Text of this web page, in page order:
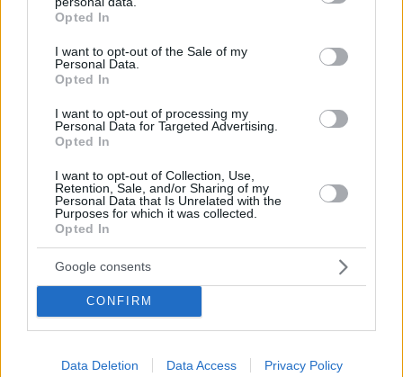
grant or deny consent to Google and its third-party tags to
use your data for below specified purposes in below Google
consent section.
Opted In
I want to opt-out of the Sale of my
Personal Data.
Opted In
I want to opt-out of processing my
Personal Data for Targeted Advertising.
Opted In
I want to opt-out of Collection, Use,
Retention, Sale, and/or Sharing of my
Personal Data that Is Unrelated with the
Purposes for which it was collected.
Opted In
Google consents
CONFIRM
Data Deletion Data Access Privacy Policy
κατηγορούμενοι για την πυρκαγιά στη
Βοιωτία
07.08.2026, 07:00 118
100.00%
Σάλος στη Λιθουανία από σαμποτάζ
σε προσπάθεια ρεκόρ powerlifting
έκανα επίτηδες» έγραψε ο δράστης
07.08.2026, 06:51 41
Η Ιουλία Καλλιμάνη θύμωσε με θεατή
που της πέταξε λουλούδια στην
Ηγουμενίτσα: Του τα επέστρεψε στο